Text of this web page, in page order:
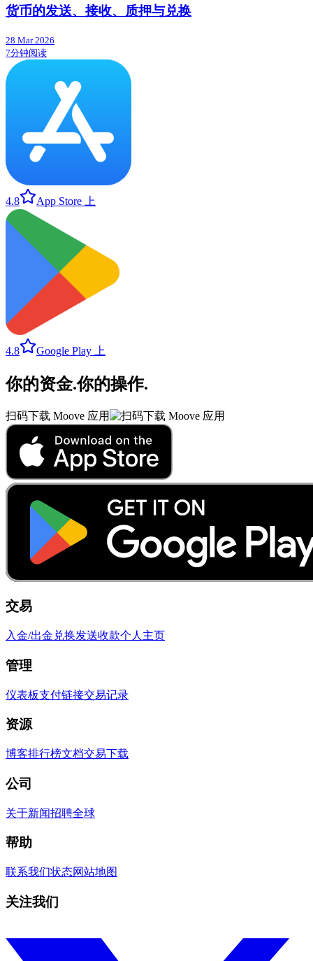
货币的发送、接收、质押与兑换
28 Mar 2026
7分钟阅读
4.8 App Store 上
4.8 Google Play 上
你的资金.你的操作.
扫码下载 Moove 应用
交易
入金/出金 兑换发送收款个人主页
管理
仪表板支付链接交易记录
资源
博客排行榜文档交易下载
公司
关于新闻招聘全球
帮助
联系我们状态网站地图
关注我们